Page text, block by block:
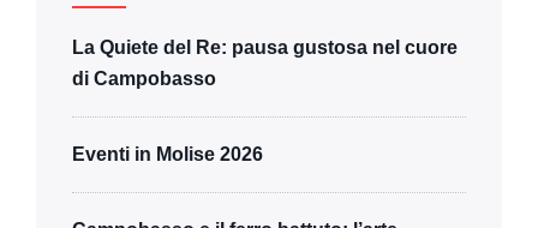
La Quiete del Re: pausa gustosa nel cuore
di Campobasso
Eventi in Molise 2026